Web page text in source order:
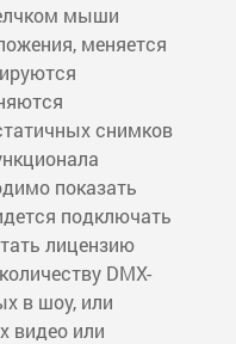
мыши
меняется
снимков
показать
подключать
лицензию
DMX-
в шоу, или
видео или